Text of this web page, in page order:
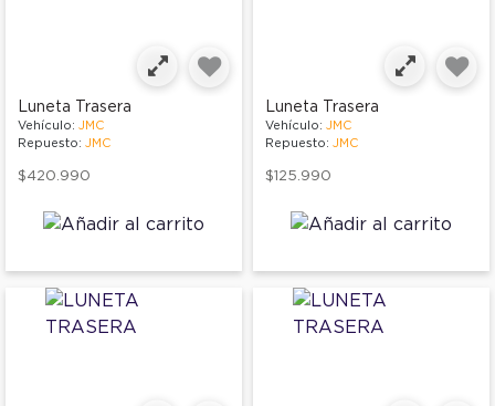
Luneta Trasera
Vehículo: JMC
Repuesto: JMC
$420.990
Luneta Trasera
Vehículo: JMC
Repuesto: JMC
$125.990